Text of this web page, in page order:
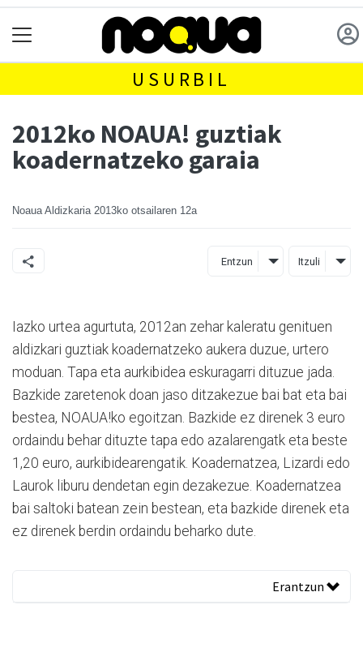
USURBIL
2012ko NOAUA! guztiak
koadernatzeko garaia
Noaua Aldizkaria 2013ko otsailaren 12a
Entzun Itzuli
Iazko urtea agurtuta, 2012an zehar kaleratu genituen
aldizkari guztiak koadernatzeko aukera duzue, urtero
moduan. Tapa eta aurkibidea eskuragarri dituzue jada.
Bazkide zaretenok doan jaso ditzakezue bai bat eta bai
bestea, NOAUA!ko egoitzan. Bazkide ez direnek 3 euro
ordaindu behar dituzte tapa edo azalarengatk eta beste
1,20 euro, aurkibidearengatik. Koadernatzea, Lizardi edo
Laurok liburu dendetan egin dezakezue. Koadernatzea
bai saltoki batean zein bestean, eta bazkide direnek eta
ez direnek berdin ordaindu beharko dute.
Erantzun